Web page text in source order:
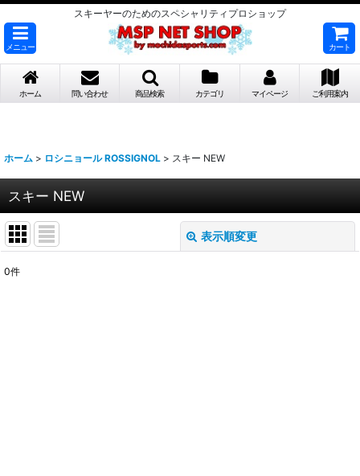
スキーヤーのためのスペシャリティプロショップ
メニュー カート
ホーム 問い合わせ 商品検索 カテゴリ マイページ ご利用案内
ホーム > ロシニョール ROSSIGNOL > スキー NEW
スキー NEW
表示順変更
0件